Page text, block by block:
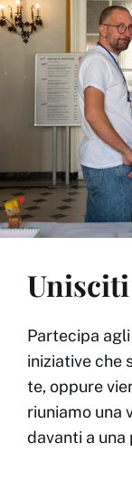
Partecipa
iniziative che
te, oppure
riuniamo una
davanti a una